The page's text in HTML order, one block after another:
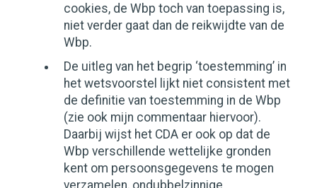
cookies, de Wbp toch van toepassing is,
niet verder gaat dan de reikwijdte van de
Wbp.
De uitleg van het begrip ‘toestemming’ in
het wetsvoorstel lijkt niet consistent met
de definitie van toestemming in de Wbp
(zie ook mijn commentaar hiervoor).
Daarbij wijst het CDA er ook op dat de
Wbp verschillende wettelijke gronden
kent om persoonsgegevens te mogen